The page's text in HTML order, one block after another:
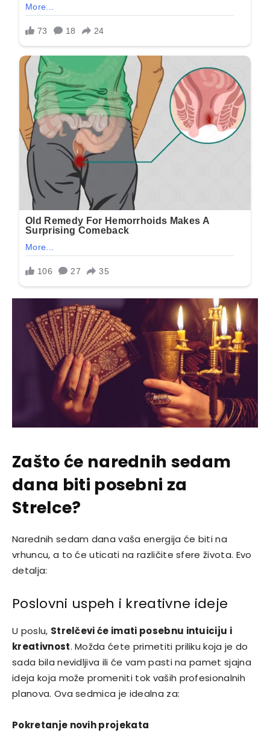
Zašto će narednih sedam
dana biti posebni za
Strelce?
Narednih sedam dana vaša energija će biti na
vrhuncu, a to će uticati na različite sfere života. Evo
detalja:
Poslovni uspeh i kreativne ideje
U poslu, Strelčevi će imati posebnu intuiciju i
kreativnost. Možda ćete primetiti priliku koja je do
sada bila nevidljiva ili će vam pasti na pamet sjajna
ideja koja može promeniti tok vaših profesionalnih
planova. Ova sedmica je idealna za:
Pokretanje novih projekata